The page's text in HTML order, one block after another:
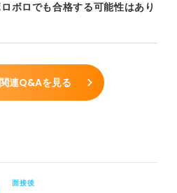
ボロでも合格する可能性はあり
連Q&Aを見る
面接後